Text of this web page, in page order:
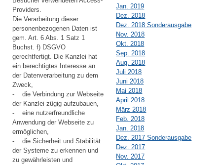
Providers.
Die Verarbeitung dieser
personenbezogenen Daten ist
gem. Art. 6 Abs. 1 Satz 1
Buchst. f) DSGVO
gerechtfertigt. Die Kanzlei hat
ein berechtigtes Interesse an
der Datenverarbeitung zu dem
Zweck,
- die Verbindung zur Webseite
der Kanzlei zügig aufzubauen,
- eine nutzerfreundliche
Anwendung der Webseite zu
ermöglichen,
- die Sicherheit und Stabilität
der Systeme zu erkennen und
zu gewährleisten und
Jan. 2019
Dez. 2018
Dez. 2018 Sonderausgabe
Nov. 2018
Okt. 2018
Sep. 2018
Aug. 2018
Juli 2018
Juni 2018
Mai 2018
April 2018
März 2018
Feb. 2018
Jan. 2018
Dez. 2017 Sonderausgabe
Dez. 2017
Nov. 2017